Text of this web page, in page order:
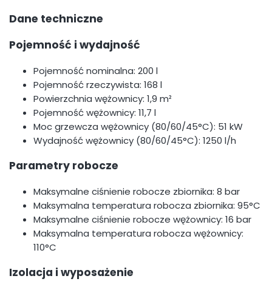
Dane techniczne
Pojemność i wydajność
Pojemność nominalna: 200 l
Pojemność rzeczywista: 168 l
Powierzchnia wężownicy: 1,9 m²
Pojemność wężownicy: 11,7 l
Moc grzewcza wężownicy (80/60/45°C): 51 kW
Wydajność wężownicy (80/60/45°C): 1250 l/h
Parametry robocze
Maksymalne ciśnienie robocze zbiornika: 8 bar
Maksymalna temperatura robocza zbiornika: 95°C
Maksymalne ciśnienie robocze wężownicy: 16 bar
Maksymalna temperatura robocza wężownicy:
110°C
Izolacja i wyposażenie